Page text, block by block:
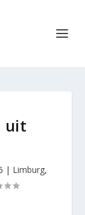
uit
| Limburg,